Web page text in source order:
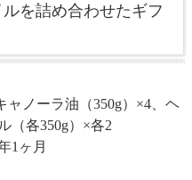
を詰め合わせたギフ
ャノーラ油（350g）×4、ヘ
（各350g）×各2
1ヶ月